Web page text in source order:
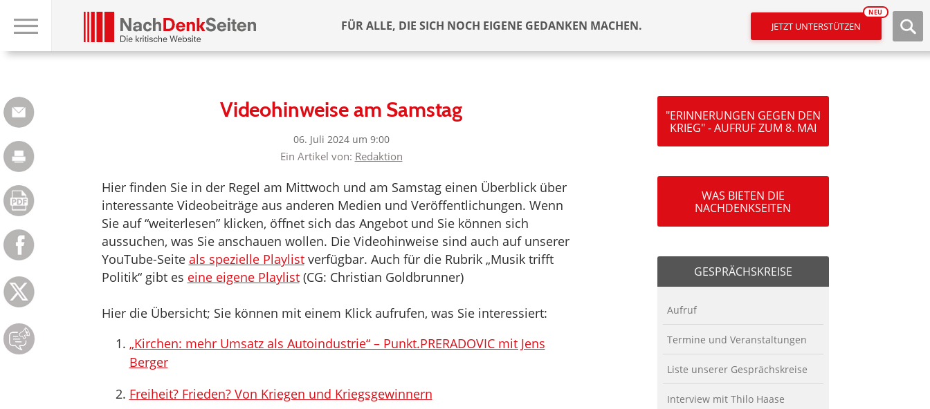
FÜR ALLE, DIE SICH NOCH EIGENE GEDANKEN MACHEN. JETZT UNTERSTÜTZEN
NEU
Videohinweise am Samstag
06. Juli 2024 um 9:00
Ein Artikel von: Redaktion
Hier finden Sie in der Regel am Mittwoch und am Samstag einen Überblick über
interessante Videobeiträge aus anderen Medien und Veröffentlichungen. Wenn
Sie auf “weiterlesen” klicken, öffnet sich das Angebot und Sie können sich
aussuchen, was Sie anschauen wollen. Die Videohinweise sind auch auf unserer
YouTube-Seite als spezielle Playlistverfügbar. Auch für die Rubrik „Musik trifft
Politik“ gibt es eine eigene Playlist(CG: Christian Goldbrunner)
Hier die Übersicht; Sie können mit einem Klick aufrufen, was Sie interessiert:
„Kirchen: mehr Umsatz als Autoindustrie“ – Punkt.PRERADOVIC mit Jens
Berger
Freiheit? Frieden? Von Kriegen und Kriegsgewinnern
"ERINNERUNGEN GEGEN DEN
KRIEG" - AUFRUF ZUM 8. MAI
WAS BIETEN DIE
NACHDENKSEITEN
GESPRÄCHSKREISE
Aufruf
Termine und Veranstaltungen
Liste unserer Gesprächskreise
Interview mit Thilo Haase